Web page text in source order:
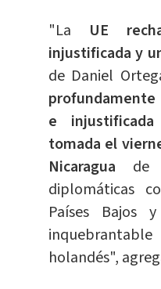
"La UE
injustificada y
de Daniel
e
tomada el
Nicaragua de
diplomáticas
Países Bajos
holandés",